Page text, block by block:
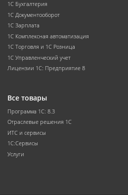
1С Бухгалтерия
1С Документооборот
1С Зарплата
1С Комплексная автоматизация
1С Торговля и 1С Розница
1С Управленческий учет
Лицензии 1С: Предприятие 8
Все товары
Программа 1С: 8.3
Отраслевые решения 1С
ИТС и сервисы
1С:Сервисы
Услуги